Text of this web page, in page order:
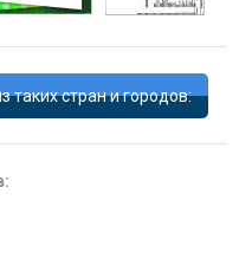
таких стран и городов: